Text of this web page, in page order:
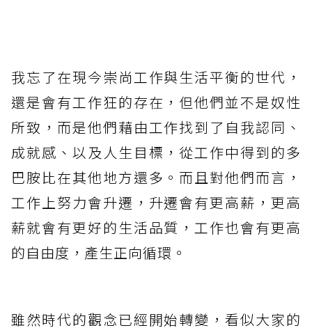
我忘了在現今崇尚工作與生活平衡的世代，
還是會有工作狂的存在，但他們並不是奴性
所致，而是他們藉由工作找到了自我認同、
成就感、以及人生目標，從工作中得到的多
巴胺比在其他地方還多。而且對他們而言，
工作上努力會升遷，升遷會有更高薪，更高
薪就會有更好的生活品質，工作也會有更高
的自由度，產生正向循環。
雖然時代的觀念已經開始轉變，看似大家的